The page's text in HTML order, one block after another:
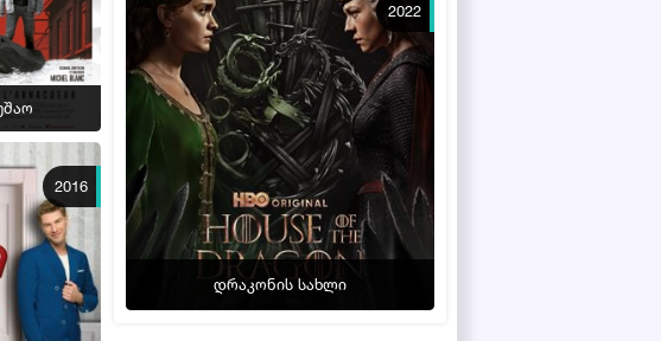
2016
2022
დრაკონის სახლი